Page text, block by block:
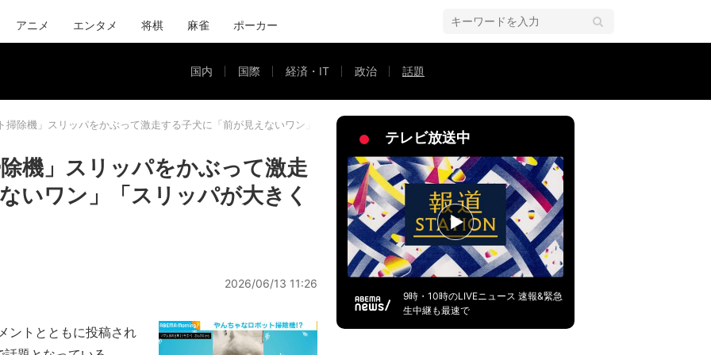
アニメ エンタメ 将棋 麻雀 ポーカー
国内 国際 経済・IT 政治 話題
除機」スリッパをかぶって激走する子犬に「前が見えないワン」「スリッパが大きく見えるw」と反響
」スリッパをかぶって激走
いワン」「スリッパが大きく
2026/06/13 11:26
トとともに投稿され
テレビ放送中
9時・10時のLIVEニュース 速報&緊急
生中継も最速で